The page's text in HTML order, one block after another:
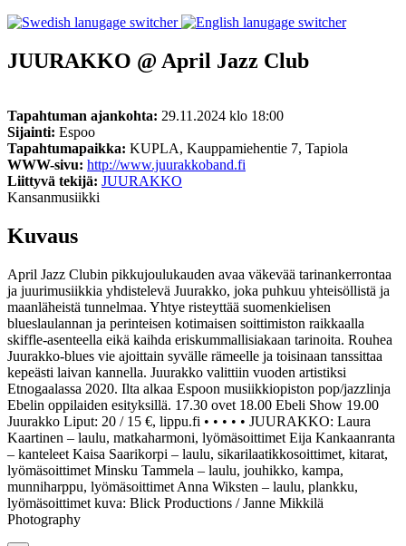
JUURAKKO @ April Jazz Club
Tapahtuman ajankohta: 29.11.2024 klo 18:00
Sijainti: Espoo
Tapahtumapaikka: KUPLA, Kauppamiehentie 7, Tapiola
WWW-sivu: http://www.juurakkoband.fi
Liittyvä tekijä: JUURAKKO
Kansanmusiikki
Kuvaus
April Jazz Clubin pikkujoulukauden avaa väkevää tarinankerrontaa
ja juurimusiikkia yhdistelevä Juurakko, joka puhkuu yhteisöllistä ja
maanläheistä tunnelmaa. Yhtye risteyttää suomenkielisen
blueslaulannan ja perinteisen kotimaisen soittimiston raikkaalla
skiffle-asenteella eikä kaihda eriskummallisiakaan tarinoita. Rouhea
Juurakko-blues vie ajoittain syvälle rämeelle ja toisinaan tanssittaa
kepeästi laivan kannella. Juurakko valittiin vuoden artistiksi
Etnogaalassa 2020. Ilta alkaa Espoon musiikkiopiston pop/jazzlinja
Ebelin oppilaiden esityksillä. 17.30 ovet 18.00 Ebeli Show 19.00
Juurakko Liput: 20 / 15 €, lippu.fi • • • • • JUURAKKO: Laura
Kaartinen – laulu, matkaharmoni, lyömäsoittimet Eija Kankaanranta
– kanteleet Kaisa Saarikorpi – laulu, sikarilaatikkosoittimet, kitarat,
lyömäsoittimet Minsku Tammela – laulu, jouhikko, kampa,
munniharppu, lyömäsoittimet Anna Wiksten – laulu, plankku,
lyömäsoittimet kuva: Blick Productions / Janne Mikkilä
Photography